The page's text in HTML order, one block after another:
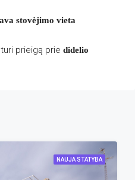
stovėjimo vieta
prieigą prie didelio
NAUJA STATYBA